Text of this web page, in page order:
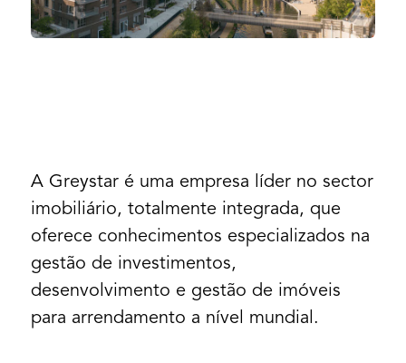
A Greystar é uma empresa líder no sector
imobiliário, totalmente integrada, que
oferece conhecimentos especializados na
gestão de investimentos,
desenvolvimento e gestão de imóveis
para arrendamento a nível mundial.